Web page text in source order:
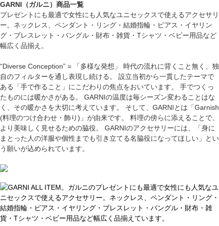
GARNI（ガルニ）商品一覧
プレゼントにも最適で女性にも人気なユニセックスで使えるアクセサリ
ー。ネックレス、ペンダント・リング・結婚指輪・ピアス・イヤリン
グ・ブレスレット・バングル・財布・雑貨・Tシャツ・ベビー用品など
幅広く品揃え。
“Diverse Conception” = 「多様な発想」 時代の流れに背くこと無く、独
自のフィルターを通し表現し続ける。 設立当初から一貫したテーマで
ある「手で作ること」にこだわりの焦点をおいています。 手でつくっ
たものには暖かさがある。 GARNIの温度は毎シーズン変わることはな
く、その暖かさを大切に考えています。 そして、GARNIとは「Garnish
(料理のつけ合わせ・飾り)」が由来です。 料理の傍らに添えることで、
より美味しく見せるための脇役。 GARNIのアクセサリーには、「身に
まとった人の洋服や個性までも引き立てる名脇役になってほしい」とい
う願いが込められています。